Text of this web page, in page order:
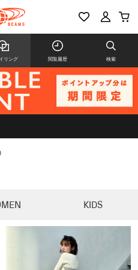
リング 閲覧履歴 検索
KIDS